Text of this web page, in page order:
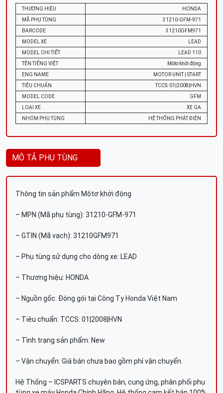
THƯƠNG HIỆU
HONDA
MÃ PHỤ TÙNG
31210-GFM-971
BARCODE
31210GFM971
MODEL XE
LEAD
MODEL CHI TIẾT
LEAD 110
TÊN TIẾNG VIỆT
Môtơ khởi động
ENG NAME
MOTOR UNIT | START
TIÊU CHUẨN
TCCS: 01|2008|HVN
MODEL CODE
GFM
LOẠI XE
XE GA
NHÓM PHỤ TÙNG
HỆ THỐNG PHÁT ĐIỆN
MÔ TẢ PHỤ TÙNG
Thông tin sản phẩm Môtơ khởi động
– MPN (Mã phụ tùng): 31210-GFM-971
– GTIN (Mã vạch): 31210GFM971
– Phụ tùng sử dụng cho dòng xe: LEAD
– Thương hiệu: HONDA
– Nguồn gốc: Đóng gói tại Công Ty Honda Việt Nam
– Tiêu chuẩn: TCCS: 01|2008|HVN
– Tình trạng sản phẩm: New
– Vận chuyển: Giá bán chưa bao gồm phí vận chuyển.
Hệ Thống – ICSPARTS chuyên bán, cung ứng, phân phối phụ